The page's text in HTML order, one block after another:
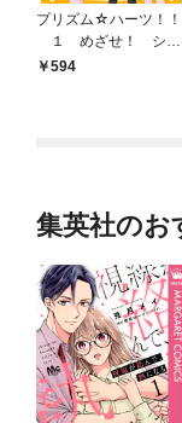
プリズム☆ハーツ！！
１ めざせ！ シス
ター候補生
594
集英社のお